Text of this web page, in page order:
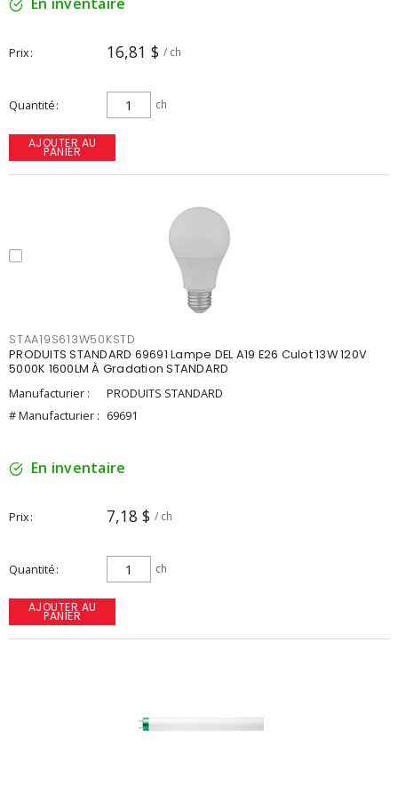
Prix 16,81 $ / ch
Quantité ch
AJOUTER AU
PANIER
STAA19S613W50KSTD
PRODUITS STANDARD 69691 Lampe DEL A19 E26 Culot 13W 120V
5000K 1600LM À Gradation STANDARD
Manufacturier :
PRODUITS STANDARD
# Manufacturier : 69691
En inventaire
Prix 7,18 $ / ch
Quantité ch
AJOUTER AU
PANIER